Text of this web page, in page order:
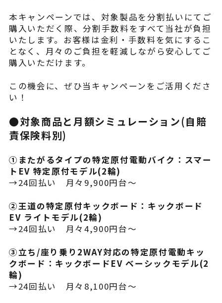
本キャンペーンでは、対象製品を分割払いにてご
購入いただく際、分割手数料をすべて当社が負担
いたします。お客様は金利・手数料を気にするこ
となく、月々のご負担を軽減しながら安心してご
購入いただけます。
この機会に、ぜひ当キャンペーンをご活用くださ
い！
●対象商品と月額シミュレーション(自賠
責保険料別)
①またがるタイプの特定原付電動バイク：スマー
トEV 特定原付モデル(2輪)
→24回払い 月々9,900円台～
②王道の特定原付キックボード：キックボード
EV ライトモデル(2輪)
→24回払い 月々4,900円台～
③立ち/座り乗り2WAY対応の特定原付電動キッ
クボード：キックボードEV ベーシックモデル(2
輪)
→24回払い 月々8,100円台～